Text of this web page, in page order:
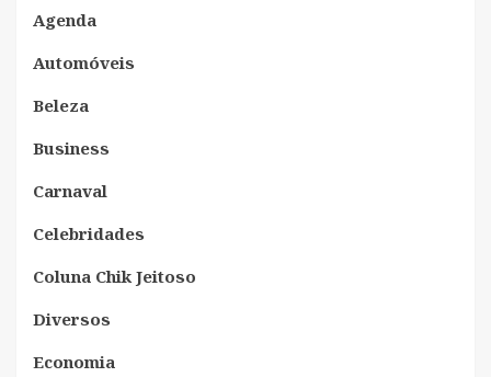
Agenda
Automóveis
Beleza
Business
Carnaval
Celebridades
Coluna Chik Jeitoso
Diversos
Economia